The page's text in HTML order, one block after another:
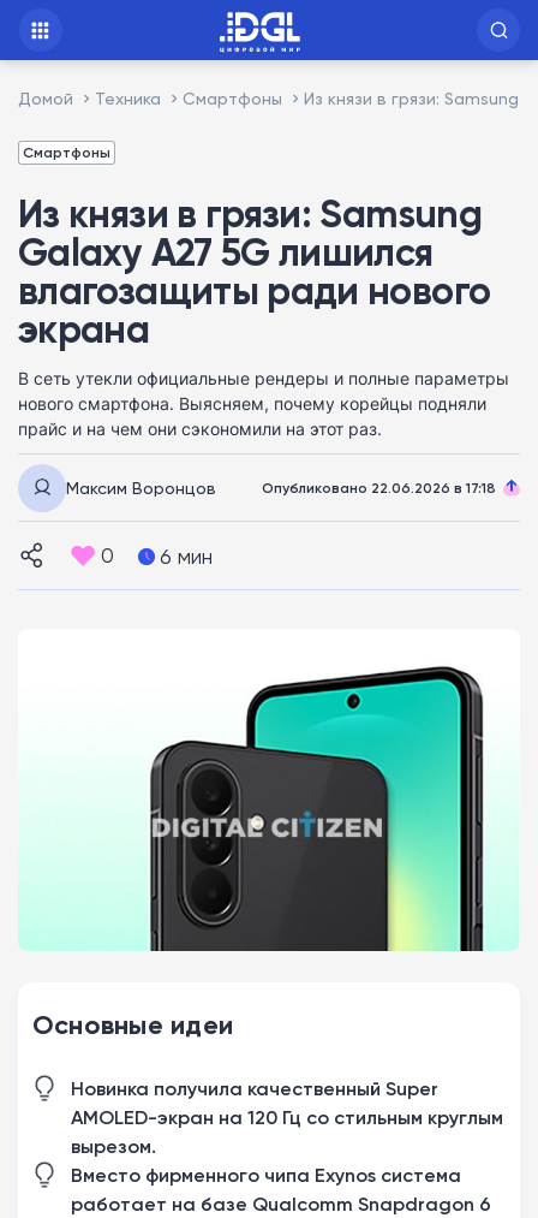
Домой Техника Смартфоны Из князи в грязи:
Смартфоны
Из князи в грязи: Samsung
Galaxy A27 5G лишился
влагозащиты ради нового
экрана
В сеть утекли официальные рендеры и полные параметры
нового смартфона. Выясняем, почему корейцы подняли
прайс и на чем они сэкономили на этот раз.
Максим Воронцов Опубликовано 22.06.2026 в 17:18
0 6 мин
Основные идеи
Новинка получила качественный Super
AMOLED-экран на 120 Гц со стильным круглым
вырезом.
Вместо фирменного чипа Exynos система
работает на базе Qualcomm Snapdragon 6